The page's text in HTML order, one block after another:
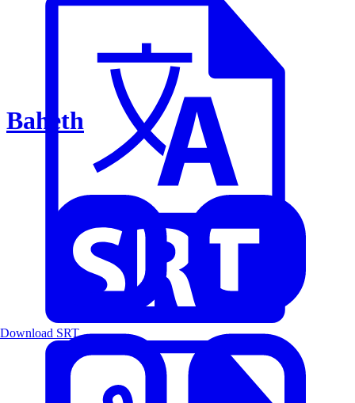
Baheth
Download SRT